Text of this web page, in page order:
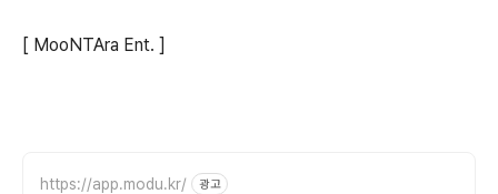
[ MooNTAra Ent. ]
https://app.modu.kr/ 광고